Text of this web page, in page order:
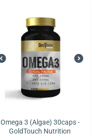
Omega 3 (Algae) 30caps -
GoldTouch Nutrition